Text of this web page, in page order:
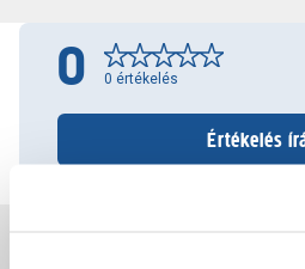
0 0 értékelés
Értékelés